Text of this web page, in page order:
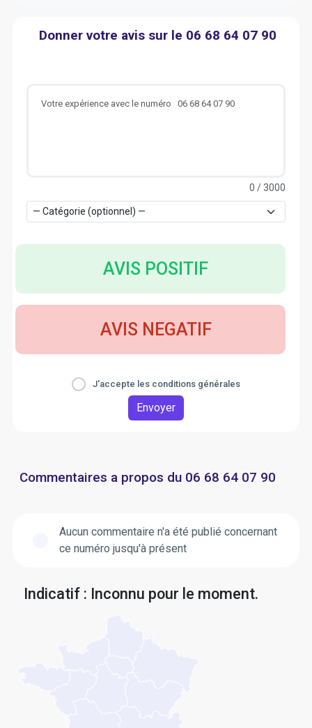
Donner votre avis sur le 06 68 64 07 90
0 / 3000
AVIS POSITIF
AVIS NEGATIF
J'accepte les conditions générales
Envoyer
Commentaires a propos du 06 68 64 07 90
Aucun commentaire n'a été publié concernant
ce numéro jusqu'à présent
Indicatif : Inconnu pour le moment.